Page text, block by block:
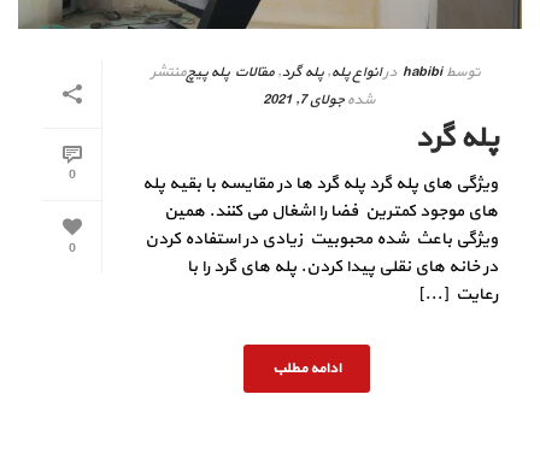
0
0
توسط habibi درانواع پله,پله گرد,مقالات پله پیچمنتشر
شده جولای 7, 2021
پله گرد
ویژگی های پله گرد پله گرد ها در مقایسه با بقیه پله
های موجود کمترین فضا را اشغال می کنند. همین
ویژگی باعث شده محبوبیت زیادی در استفاده کردن
در خانه های نقلی پیدا کردن. پله های گرد را با
رعایت [...]
ادامه مطلب